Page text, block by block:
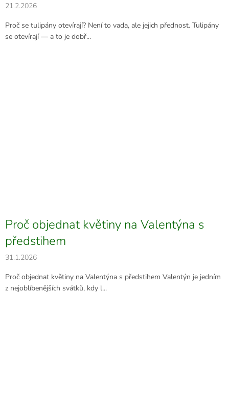
21.2.2026
Proč se tulipány otevírají? Není to vada, ale jejich přednost. Tulipány
se otevírají — a to je dobř...
Proč objednat květiny na Valentýna s
předstihem
31.1.2026
Proč objednat květiny na Valentýna s předstihem Valentýn je jedním
z nejoblíbenějších svátků, kdy l...